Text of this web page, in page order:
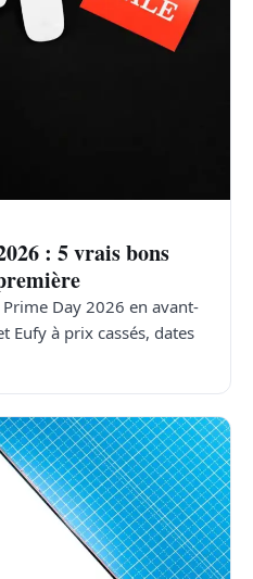
: 5 vrais bons
Day 2026 en avant-
Eufy à prix cassés, dates